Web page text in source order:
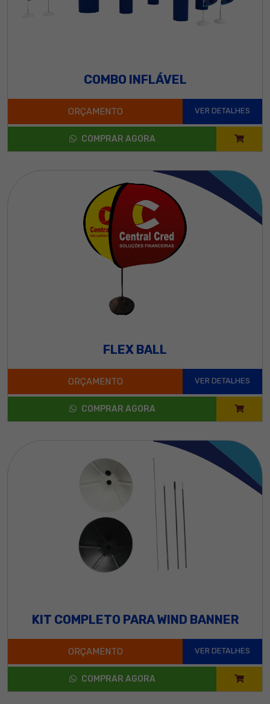
COMBO INFLÁVEL
ORÇAMENTO VER DETALHES
COMPRAR AGORA
FLEX BALL
ORÇAMENTO VER DETALHES
COMPRAR AGORA
KIT COMPLETO PARA WIND BANNER
ORÇAMENTO VER DETALHES
COMPRAR AGORA